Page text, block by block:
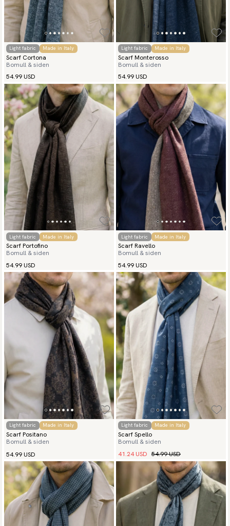
Light fabric Made in Italy
Scarf Cortona
Bomull & siden
54.99 USD
Light fabric Made in Italy
Scarf Monterosso
Bomull & siden
54.99 USD
Light fabric Made in Italy
Scarf Portofino
Bomull & siden
54.99 USD
Light fabric Made in Italy
Scarf Ravello
Bomull & siden
54.99 USD
Light fabric Made in Italy
Scarf Positano
Bomull & siden
54.99 USD
Light fabric Made in Italy
Scarf Spello
Bomull & siden
41.24 USD 54.99 USD